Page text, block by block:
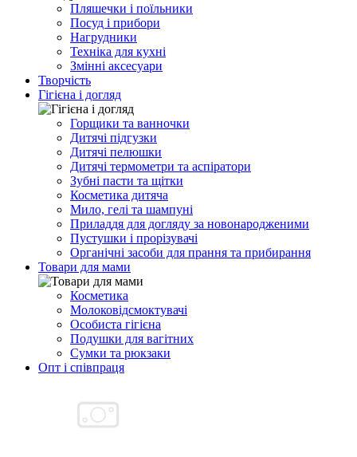
Пляшечки і поїльники
Посуд і прибори
Нагрудники
Техніка для кухні
Змінні аксесуари
Творчість
Гігієна і догляд
Горщики та ванночки
Дитячі підгузки
Дитячі пелюшки
Дитячі термометри та аспіратори
Зубні пасти та щітки
Косметика дитяча
Мило, гелі та шампуні
Приладдя для догляду за новонародженими
Пустушки і прорізувачі
Органічні засоби для прання та прибирання
Товари для мами
Косметика
Молоковідсмоктувачі
Особиста гігієна
Подушки для вагітних
Сумки та рюкзаки
Опт і співпраця